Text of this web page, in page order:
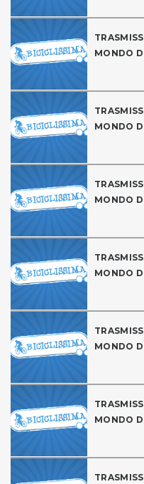
MONDO
MONDO
MONDO
MONDO
MONDO
MONDO